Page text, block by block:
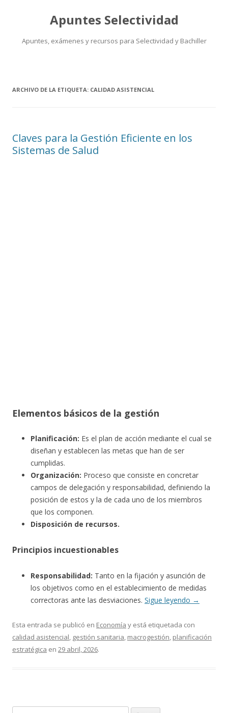
Apuntes Selectividad
Apuntes, exámenes y recursos para Selectividad y Bachiller
ARCHIVO DE LA ETIQUETA: CALIDAD ASISTENCIAL
Claves para la Gestión Eficiente en los
Sistemas de Salud
Elementos básicos de la gestión
Planificación: Es el plan de acción mediante el cual se
diseñan y establecen las metas que han de ser
cumplidas.
Organización: Proceso que consiste en concretar
campos de delegación y responsabilidad, definiendo la
posición de estos y la de cada uno de los miembros
que los componen.
Disposición de recursos.
Principios incuestionables
Responsabilidad: Tanto en la fijación y asunción de
los objetivos como en el establecimiento de medidas
correctoras ante las desviaciones. Sigue leyendo →
Esta entrada se publicó en Economía y está etiquetada con
calidad asistencial, gestión sanitaria, macrogestión, planificación
estratégica en 29 abril, 2026.